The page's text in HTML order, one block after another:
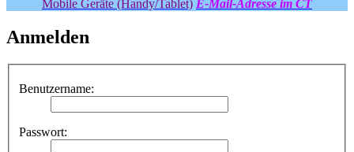
Mobile Geräte (Handy/Tablet) E-Mail-Adresse im CT
Anmelden
Benutzername:
Passwort: